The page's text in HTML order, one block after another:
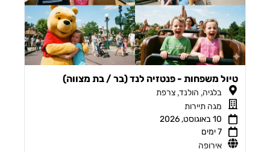
טיול משפחות - פנטזיה לנד (בר / בת מצווה)
בלגיה, הולנד, צרפת
מגה תיירות
10 באוגוסט, 2026
7 ימים
אירופה
firstName
email